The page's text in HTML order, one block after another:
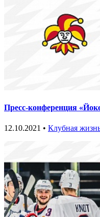
Пресс-конференция
12.10.2021 • Клубная